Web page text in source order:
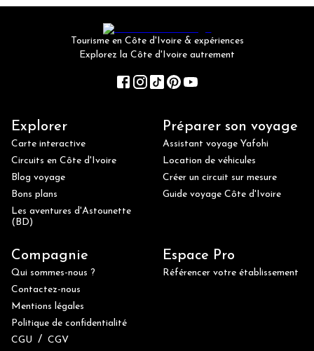
Tourisme en Côte d'Ivoire & expériences
Explorez la Côte d'Ivoire autrement
Explorer
Carte interactive
Circuits en Côte d'Ivoire
Blog voyage
Bons plans
Les aventures d'Astounette
(BD)
Préparer son voyage
Assistant voyage Yafohi
Location de véhicules
Créer un circuit sur mesure
Guide voyage Côte d'Ivoire
Compagnie
Qui sommes-nous ?
Contactez-nous
Mentions légales
Politique de confidentialité
CGU / CGV
Espace Pro
Référencer votre établissement